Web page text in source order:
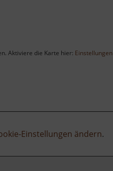
Aktiviere die Karte hier: Einstellungen
Einstellungen ändern.